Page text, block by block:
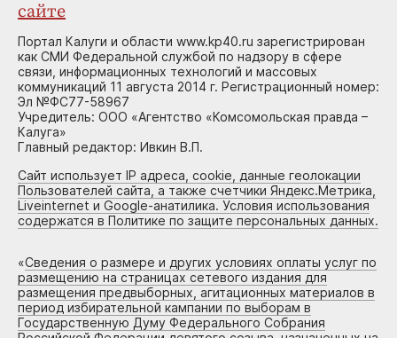
сайте
Портал Калуги и области www.kp40.ru зарегистрирован
как СМИ Федеральной службой по надзору в сфере
связи, информационных технологий и массовых
коммуникаций 11 августа 2014 г. Регистрационный номер:
Эл №ФС77-58967
Учредитель: ООО «Агентство «Комсомольская правда –
Калуга»
Главный редактор: Ивкин В.П.
Сайт использует IP адреса, cookie, данные геолокации
Пользователей сайта, а также счетчики Яндекс.Метрика,
Liveinternet и Google-анатилика. Условия использования
содержатся в Политике по защите персональных данных.
«Сведения о размере и других условиях оплаты услуг по
размещению на страницах сетевого издания для
размещения предвыборных, агитационных материалов в
период избирательной кампании по выборам в
Государственную Думу Федерального Собрания